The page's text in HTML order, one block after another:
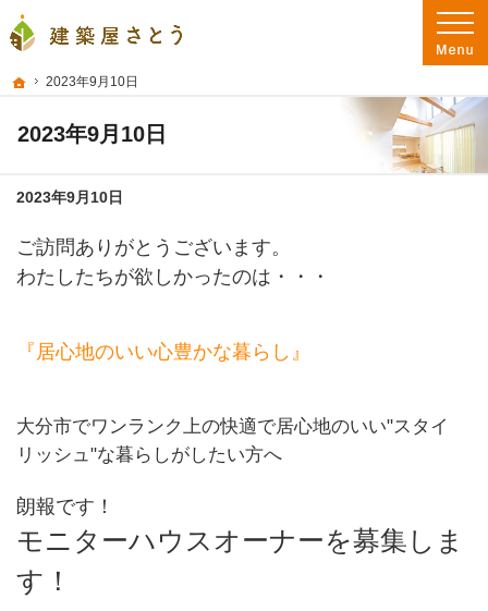
ホーム
2023年9月10日
2023年9月10日
プロの目線からご提案。大分県大分市の注文住宅・新築戸建てを手がける工務店
大分県大分市の新築・注文住宅を手がける工務店なら建築屋さとう 本物の自然素
2023年9月10日
ご訪問ありがとうございます。
わたしたちが欲しかったのは・・・
『居心地のいい心豊かな暮らし』
大分市でワンランク上の快適で居心地のいい"スタイ
リッシュ"な暮らしがしたい方へ
朗報です！
モニターハウスオーナーを募集しま
す！